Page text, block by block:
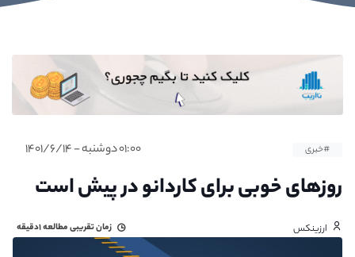
#خبری ۰۱:۰۰ دوشنبه - ۱۴۰۱/۶/۱۴
روزهای خوبی برای کاردانو در پیش است
ارزینکس زمان تقریبی مطالعه۱دقیقه